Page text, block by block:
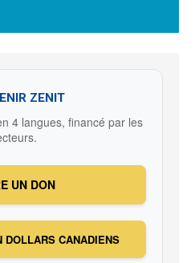
ZENIT
4 langues, financé par les
UN DON
DOLLARS CANADIENS